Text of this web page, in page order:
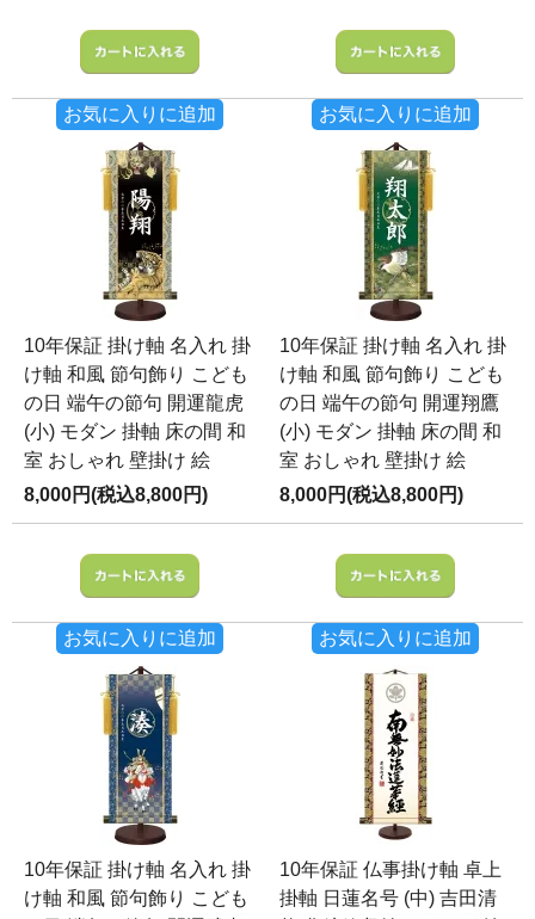
お気に入りに追加 お気に入りに追加
10年保証 掛け軸 名入れ 掛
け軸 和風 節句飾り こども
の日 端午の節句 開運龍虎
(小) モダン 掛軸 床の間 和
室 おしゃれ 壁掛け 絵
8,000円(税込8,800円)
お気に入りに追加
10年保証 掛け軸 名入れ 掛
け軸 和風 節句飾り こども
の日 端午の節句 開運翔鷹
(小) モダン 掛軸 床の間 和
室 おしゃれ 壁掛け 絵
8,000円(税込8,800円)
お気に入りに追加
10年保証 掛け軸 名入れ 掛
け軸 和風 節句飾り こども
10年保証 仏事掛け軸 卓上
掛軸 日蓮名号 (中) 吉田清